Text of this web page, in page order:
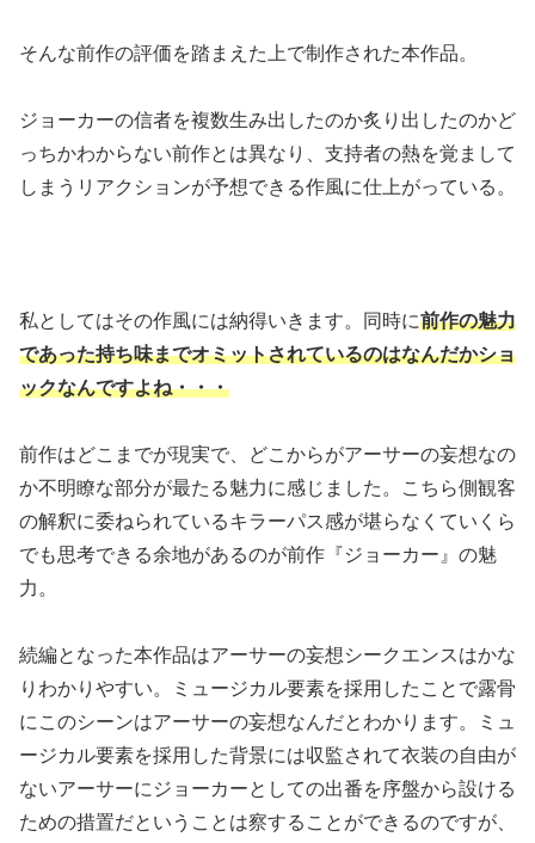
そんな前作の評価を踏まえた上で制作された本作品。
ジョーカーの信者を複数生み出したのか炙り出したのかど
っちかわからない前作とは異なり、支持者の熱を覚まして
しまうリアクションが予想できる作風に仕上がっている。
私としてはその作風には納得いきます。同時に前作の魅力
であった持ち味までオミットされているのはなんだかショ
ックなんですよね・・・
前作はどこまでが現実で、どこからがアーサーの妄想なの
か不明瞭な部分が最たる魅力に感じました。こちら側観客
の解釈に委ねられているキラーパス感が堪らなくていくら
でも思考できる余地があるのが前作『ジョーカー』の魅
力。
続編となった本作品はアーサーの妄想シークエンスはかな
りわかりやすい。ミュージカル要素を採用したことで露骨
にこのシーンはアーサーの妄想なんだとわかります。ミュ
ージカル要素を採用した背景には収監されて衣装の自由が
ないアーサーにジョーカーとしての出番を序盤から設ける
ための措置だということは察することができるのですが、